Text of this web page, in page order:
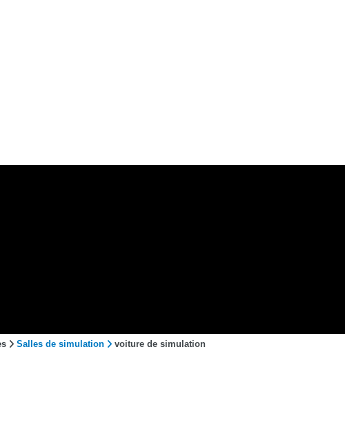
Salles de simulation voiture de simulation